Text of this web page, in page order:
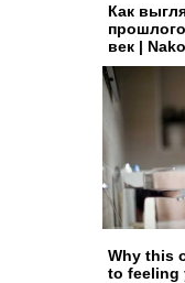
Как
век |
Why this
to feeling